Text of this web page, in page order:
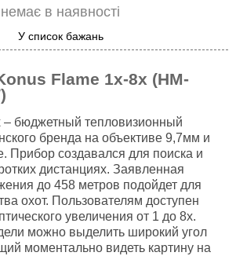
немає в наявності
У список бажань
Flame 1x-8x (HM-
– бюджетный тепловизионный
бренда на объективе 9,7мм и
Прибор создавался для поиска и
дистанциях. Заявленная
до 458 метров подойдет для
охот. Пользователям доступен
увеличения от 1 до 8х.
можно выделить широкий угол
моментально видеть картину на